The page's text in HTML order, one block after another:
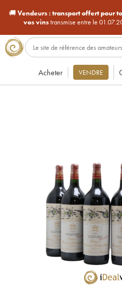
🚚Vendeurs : transport offert pour
vos vinstransmise entre le
Acheter VENDRE